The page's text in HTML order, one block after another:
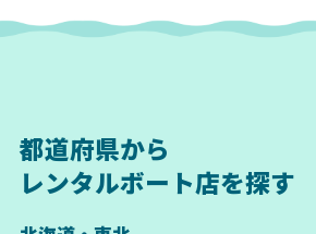
都道府県から
レンタルボート店を探す